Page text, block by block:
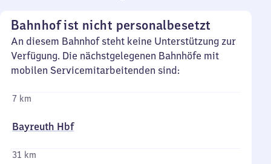
Bahnhof ist nicht personalbesetzt
An diesem Bahnhof steht keine Unterstützung zur
Verfügung. Die nächstgelegenen Bahnhöfe mit
mobilen Servicemitarbeitenden sind:
7 km
Bayreuth Hbf
31 km